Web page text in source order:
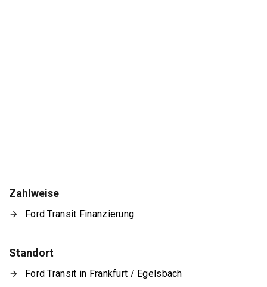
Zahlweise
Ford Transit Finanzierung
Standort
Ford Transit in Frankfurt / Egelsbach